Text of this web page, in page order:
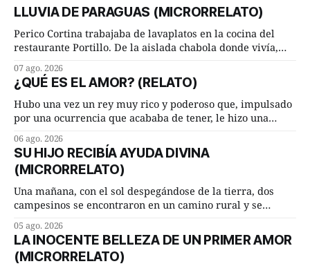
LLUVIA DE PARAGUAS (MICRORRELATO)
Perico Cortina trabajaba de lavaplatos en la cocina del
restaurante Portillo. De la aislada chabola donde vivía,
cuarto de hora andando a buen paso. Cierta noche,
terminada su jornada laboral caminaba él hacía su mísera
morada cundo comenzó a llover
07 ago. 2026
¿QUÉ ES EL AMOR? (RELATO)
Hubo una vez un rey muy rico y poderoso que, impulsado
por una ocurrencia que acababa de tener, le hizo una
Dime, hombre sabio, ¿qué es el amor según tú? Su
consejero, que era muy prudente y astuto le respondió de
inmediato:
06 ago. 2026
SU HIJO RECIBÍA AYUDA DIVINA
(MICRORRELATO)
Una mañana, con el sol despegándose de la tierra, dos
campesinos se encontraron en un camino rural y se
remolachas, Manuel? —quiso saber uno. —Eso acabo de
hacer, Paco. ¿Cómo va ese maíz tuyo? --se interesó el otro.
—De momento mejor
05 ago. 2026
LA INOCENTE BELLEZA DE UN PRIMER AMOR
(MICRORRELATO)